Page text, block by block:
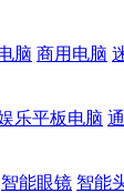
脑 商用电脑
乐平板电脑
智能眼镜 智能